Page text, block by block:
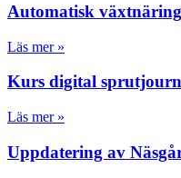
Automatisk
Läs mer »
Kurs digital
Läs mer »
Uppdatering av